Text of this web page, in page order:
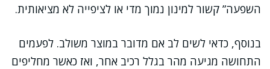
השפעה” קשור למינון נמוך מדי או לציפייה לא מציאותית.
בנוסף, כדאי לשים לב אם מדובר במוצר משולב. לפעמים
התחושה מגיעה מהר בגלל רכיב אחר, ואז כאשר מחליפים